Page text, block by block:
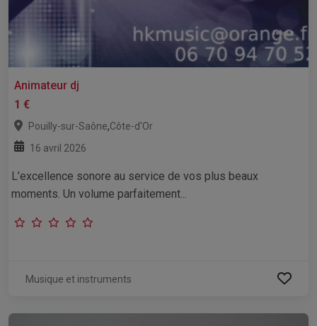
Animateur dj
1 €
Pouilly-sur-Saône,Côte-d'Or
16 avril 2026
L’excellence sonore au service de vos plus beaux
moments. Un volume parfaitement...
Musique et instruments